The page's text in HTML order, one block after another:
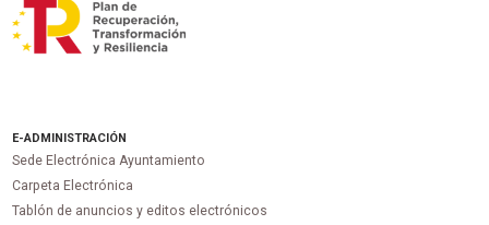
E-ADMINISTRACIÓN
Sede Electrónica Ayuntamiento
Carpeta Electrónica
Tablón de anuncios y editos electrónicos